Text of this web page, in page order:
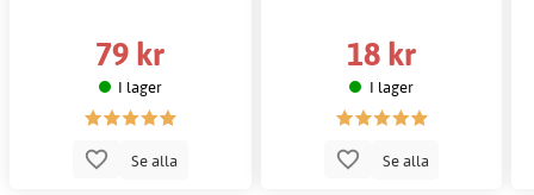
79 kr
I lager
Se alla
18 kr
I lager
Se alla